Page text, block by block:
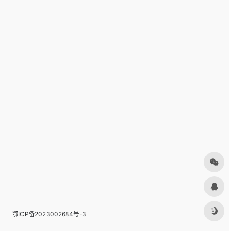
鄂ICP备2023002684号-3